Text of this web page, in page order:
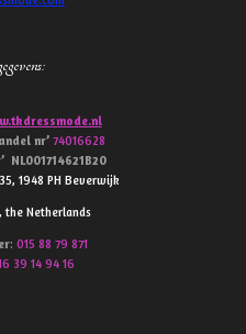
:
nr’ 74016628
NL001714621B20
1948 PH Beverwijk
the Netherlands
: 015 88 79 871
39 14 94 16